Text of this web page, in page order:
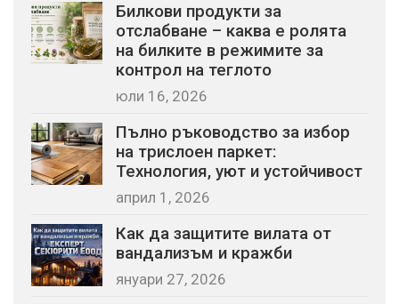
Билкови продукти за
отслабване – каква е ролята
на билките в режимите за
контрол на теглото
юли 16, 2026
Пълно ръководство за избор
на трислоен паркет:
Технология, уют и устойчивост
април 1, 2026
Как да защитите вилата от
вандализъм и кражби
януари 27, 2026